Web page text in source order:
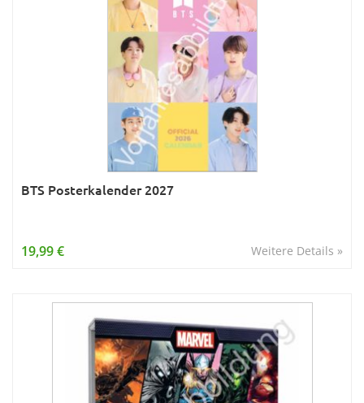
BTS Posterkalender 2027
Weitere Details »
19,99 €